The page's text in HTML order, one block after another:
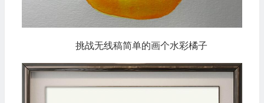
挑战无线稿简单的画个水彩橘子